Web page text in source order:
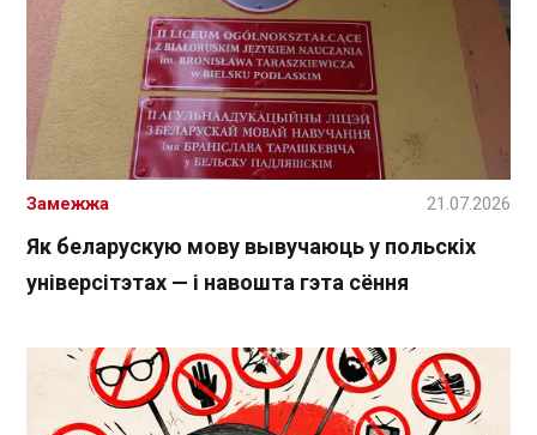
Як беларускую мову вывучаюць у польскіх
універсітэтах — і навошта гэта сёння
Замежжа 21.07.2026